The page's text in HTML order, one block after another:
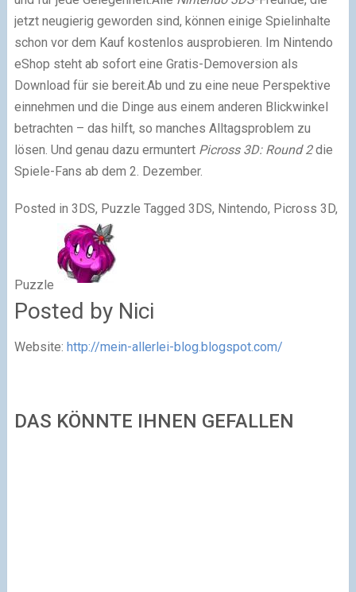
jetzt neugierig geworden sind, können einige Spielinhalte
schon vor dem Kauf kostenlos ausprobieren. Im Nintendo
eShop steht ab sofort eine Gratis-Demoversion als
Download für sie bereit.Ab und zu eine neue Perspektive
einnehmen und die Dinge aus einem anderen Blickwinkel
betrachten – das hilft, so manches Alltagsproblem zu
lösen. Und genau dazu ermuntert Picross 3D: Round 2die
Spiele-Fans ab dem 2. Dezember.
Posted in 3DS, Puzzle Tagged 3DS, Nintendo, Picross 3D,
Puzzle
Posted by Nici
Website: http://mein-allerlei-blog.blogspot.com/
DAS KÖNNTE IHNEN GEFALLEN